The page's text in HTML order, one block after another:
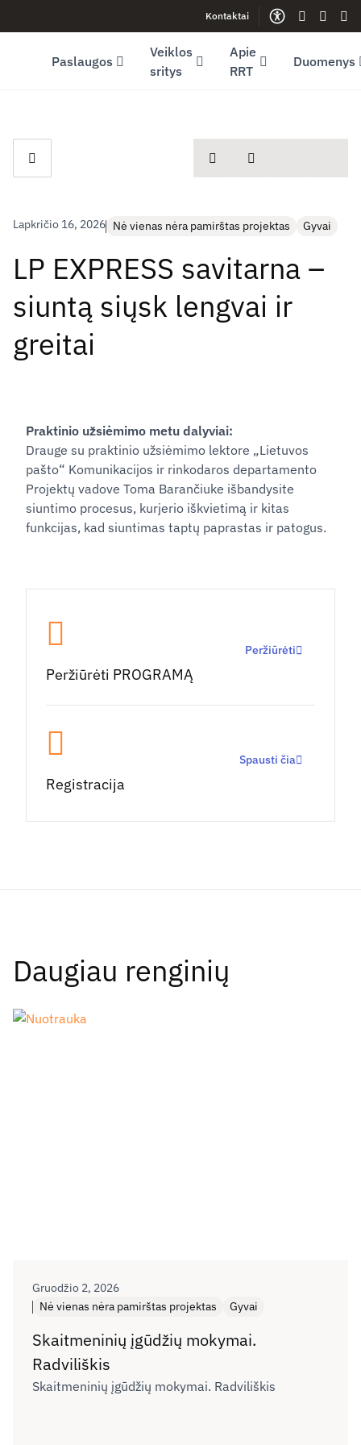
Youtube (opens in new window)Kontaktai
Gestų
Paslaugos
Veiklos
sritys
Apie
RRT
Duomenys
spausdintiDalintis
Lapkričio 16, 2026 Nė vienas nėra pamirštas projektas Gyvai
LP EXPRESS savitarna –
siuntą siųsk lengvai ir
greitai
Praktinio užsiėmimo metu dalyviai:
Drauge su praktinio užsiėmimo lektore „Lietuvos
pašto“ Komunikacijos ir rinkodaros departamento
Projektų vadove Toma Barančiuke išbandysite
siuntimo procesus, kurjerio iškvietimą ir kitas
funkcijas, kad siuntimas taptų paprastas ir patogus.
Peržiūrėti PROGRAMĄ
Peržiūrėti
Registracija
Spausti čia
Daugiau renginių
Gruodžio 2, 2026
Nė vienas nėra pamirštas projektas
Gyvai
Skaitmeninių įgūdžių mokymai.
Radviliškis
Skaitmeninių įgūdžių mokymai. Radviliškis